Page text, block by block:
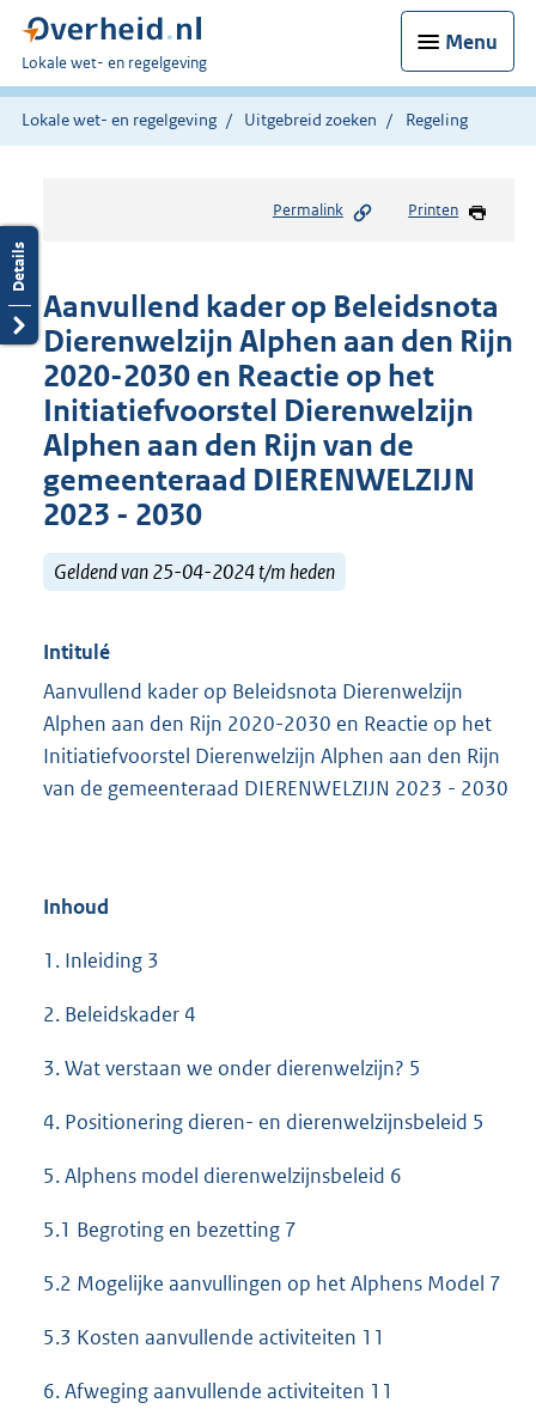
Menu
U
bent
hier:
Lokale wet- en regelgeving
Lokale wet- en regelgeving Uitgebreid zoeken Regeling
Permalink Printen
Aanvullend kader op Beleidsnota
Dierenwelzijn Alphen aan den Rijn
2020-2030 en Reactie op het
Initiatiefvoorstel Dierenwelzijn
Alphen aan den Rijn van de
gemeenteraad DIERENWELZIJN
2023 - 2030
Geldend van 25-04-2024 t/m heden
Intitulé
Aanvullend kader op Beleidsnota Dierenwelzijn
Alphen aan den Rijn 2020-2030 en Reactie op het
Initiatiefvoorstel Dierenwelzijn Alphen aan den Rijn
van de gemeenteraad DIERENWELZIJN 2023 - 2030
Inhoud
1. Inleiding 3
2. Beleidskader 4
3. Wat verstaan we onder dierenwelzijn? 5
4. Positionering dieren- en dierenwelzijnsbeleid 5
5. Alphens model dierenwelzijnsbeleid 6
5.1 Begroting en bezetting 7
5.2 Mogelijke aanvullingen op het Alphens Model 7
5.3 Kosten aanvullende activiteiten 11
6. Afweging aanvullende activiteiten 11